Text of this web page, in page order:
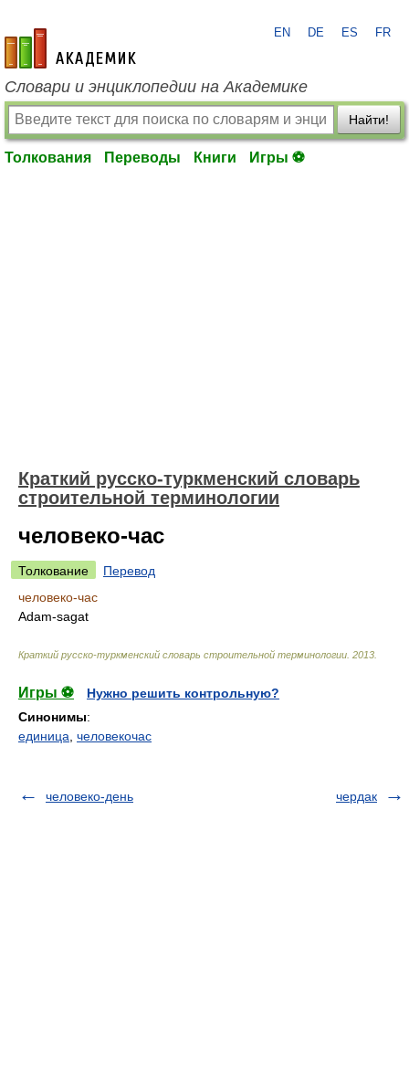
academic.ru
EN DE ES FR
Словари и энциклопедии на Академике
Найти!
Толкования Переводы Книги Игры ⚽
Краткий русско-туркменский словарь
строительной терминологии
человеко-час
Толкование
Перевод
человеко-час
Adam-sagat
Краткий русско-туркменский словарь строительной терминологии 2013
Игры ⚽
Нужно решить контрольную?
Синонимы:
единица человекочас
человеко-день чердак